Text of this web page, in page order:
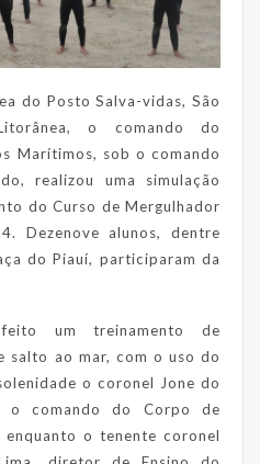
do Posto Salva-vidas, São
o comando do
Marítimos, sob o comando
realizou uma simulação
do Curso de Mergulhador
Dezenove alunos, dentre
do Piauí, participaram da
um treinamento de
salto ao mar, com o uso do
o coronel Jone do
o comando do Corpo de
o tenente coronel